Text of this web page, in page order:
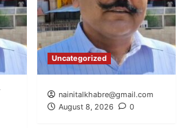
Uncategorized
nainitalkhabre@gmail.com
August 8, 2026
0